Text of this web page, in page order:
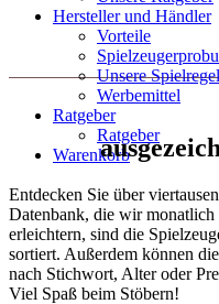
Hersteller und Händler
Vorteile
Unsere
Werbemittel
Ratgeber
Ratgeber
Warenkorb
Entdecken Sie über
Datenbank, die wir
erleichtern, sind die
sortiert. Außerdem können
nach Stichwort, Alter oder
Viel Spaß beim Stöbern!